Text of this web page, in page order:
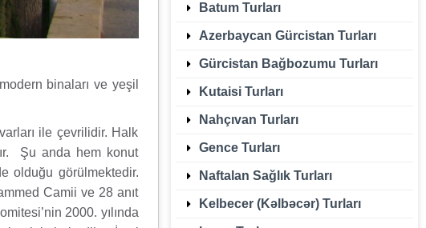
binaları ve yeşil
ile çevrilidir. Halk
Şu anda hem konut
olduğu görülmektedir.
Camii ve 28 anıt
2000. yılında
Batum Turları
Azerbaycan Gürcistan Turları
Gürcistan Bağbozumu Turları
Kutaisi Turları
Nahçıvan Turları
Gence Turları
Naftalan Sağlık Turları
Kelbecer (Kəlbəcər) Turları